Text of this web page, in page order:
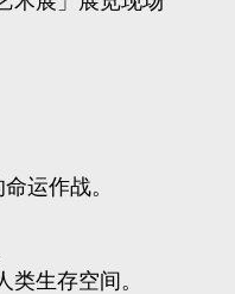
运作战。
生存空间。